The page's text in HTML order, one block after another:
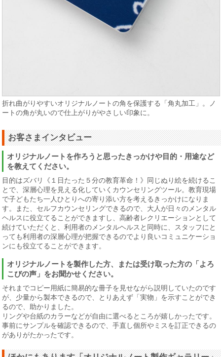
折れ曲がりやすいオリジナルノートの角を保護する「角丸加工」。ノ
ートの角が丸いので仕上がりがやさしい印象に。
お客さまインタビュー
オリジナルノートを作ろうと思ったきっかけや目的・用途など
を教えてください。
目的はズバリ《１日たった５分の教育革命！》同じぬり絵を続けるこ
とで、深層心理を見える化していくカウンセリングツール。教育現場
で子どもたち一人ひとりへの寄り添い方を考えるきっかけになりま
す。また、セルフカウンセリングできるので、大人が日々のメンタル
ヘルスに役立てることができますし、高齢者レクリエーションとして
続けていただくと、利用者のメンタルヘルスと同時に、スタッフにと
っても利用者の深層心理が把握できるのでより良いコミュニケーショ
ンにも役立てることができます。
オリジナルノートを製作した方、または受け取った方の「よろ
こびの声」をお聞かせください。
それまでコピー用紙に簡易的な冊子を見せながら説明していたのです
が、少量から製本できるので、とりあえず「実物」を示すことができ
るので、助かりました。
リングや台紙のカラーなどが自由に選べるところが嬉しかったです。
事前にサンプルを確認できるので、手直し個所やミスを訂正できるの
がありがたかったです。